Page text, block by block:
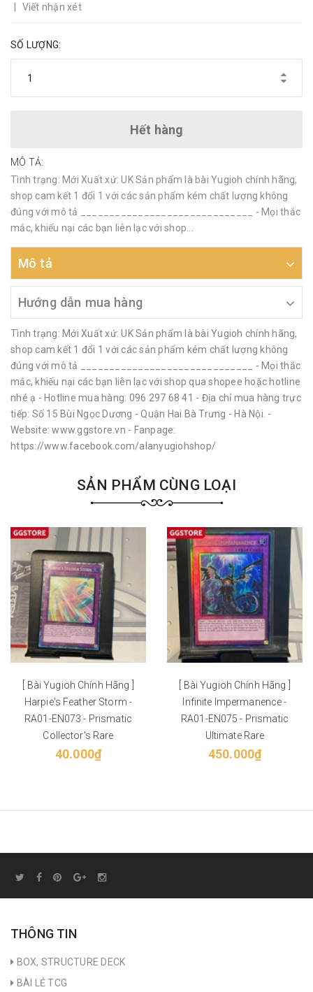
Viết nhận xét
SỐ LƯỢNG:
Hết hàng
MÔ TẢ:
Tình trạng: Mới Xuất xứ: UK Sản phẩm là bài Yugioh chính hãng,
shop cam kết 1 đổi 1 với các sản phẩm kém chất lượng không
đúng với mô tả ______________________________ - Mọi thắc
mắc, khiếu nại các bạn liên lạc với shop...
Mô tả
Hướng dẫn mua hàng
Tình trạng: Mới Xuất xứ: UK Sản phẩm là bài Yugioh chính hãng,
shop cam kết 1 đổi 1 với các sản phẩm kém chất lượng không
đúng với mô tả ______________________________ - Mọi thắc
mắc, khiếu nại các bạn liên lạc với shop qua shopee hoặc hotline
nhé ạ - Hotline mua hàng: 096 297 68 41 - Địa chỉ mua hàng trực
tiếp: Số 15 Bùi Ngọc Dương - Quận Hai Bà Trưng - Hà Nội. -
Website: www.ggstore.vn - Fanpage:
https://www.facebook.com/alanyugiohshop/
SẢN PHẨM CÙNG LOẠI
[ Bài Yugioh Chính Hãng ]
Harpie's Feather Storm -
RA01-EN073 - Prismatic
Collector's Rare
40.000₫
[ Bài Yugioh Chính Hãng ]
Infinite Impermanence -
RA01-EN075 - Prismatic
Ultimate Rare
450.000₫
THÔNG TIN
BOX, STRUCTURE DECK
BÀI LẺ TCG